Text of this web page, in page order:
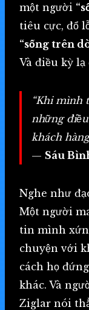
một người
tiêu cực, đổ
“sống trên
Và điều kỳ lạ
“Khi mình
những
khách
— Sáu
Nghe như
Một người
tin mình
chuyện với
cách họ
khác. Và
Ziglar nói